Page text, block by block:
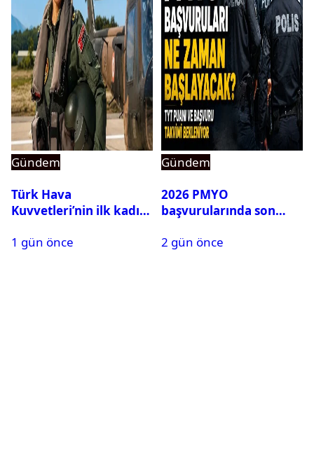
Gündem
Türk Hava
Kuvvetleri’nin ilk kadın
Karapınar hakkında
1 gün önce
Gündem
2026 PMYO
başvurularında son
2 gün önce